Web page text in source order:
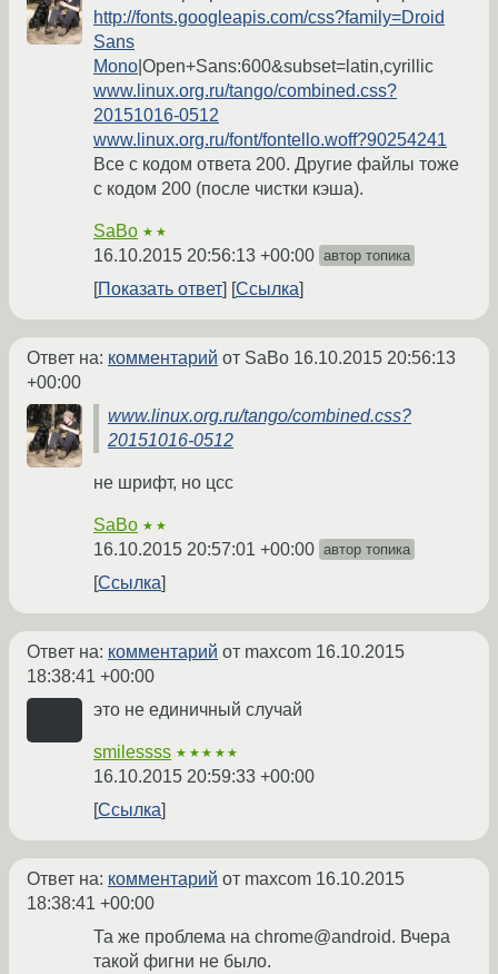
http://fonts.googleapis.com/css?family=Droid
Sans
Mono |Open+Sans:600&subset=latin,cyrillic
www.linux.org.ru/tango/combined.css?
20151016-0512
www.linux.org.ru/font/fontello.woff?90254241
Все с кодом ответа 200. Другие файлы тоже
с кодом 200 (после чистки кэша).
SaBo ★★
16.10.2015 20:56:13 +00:00 автор топика
Показать ответ Ссылка
Ответ на: комментарий от SaBo 16.10.2015 20:56:13
+00:00
www.linux.org.ru/tango/combined.css?
20151016-0512
не шрифт, но цсс
SaBo ★★
16.10.2015 20:57:01 +00:00 автор топика
Ссылка
Ответ на: комментарий от maxcom 16.10.2015
18:38:41 +00:00
это не единичный случай
smilessss ★★★★★
16.10.2015 20:59:33 +00:00
Ссылка
Ответ на: комментарий от maxcom 16.10.2015
18:38:41 +00:00
Та же проблема на chrome@android. Вчера
такой фигни не было.